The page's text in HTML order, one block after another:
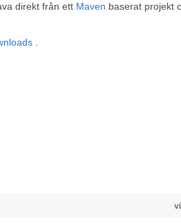
direkt från ett Maven baserat projekt